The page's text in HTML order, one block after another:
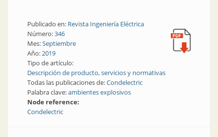
Publicado en: Revista Ingeniería Eléctrica
Número:346
Mes:Septiembre
Año:2019
Tipo de artículo:
Descripción de producto, servicios y normativas
Todas las publicaciones de:Condelectric
Palabra clave:ambientes explosivos
Node reference:
Condelectric